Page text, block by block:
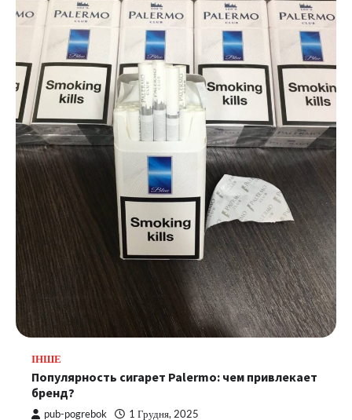
ІНШЕ
Популярность сигарет Palermo: чем привлекает
бренд?
pub-pogrebok 1 Грудня, 2025